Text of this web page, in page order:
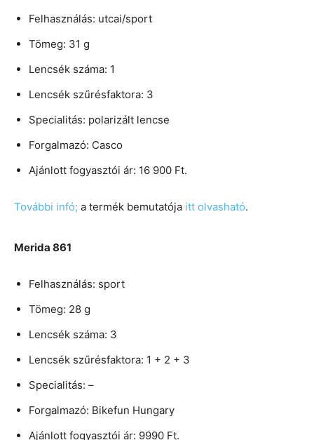
Felhasználás: utcai/sport
Tömeg: 31 g
Lencsék száma: 1
Lencsék szűrésfaktora: 3
Specialitás: polarizált lencse
Forgalmazó: Casco
Ajánlott fogyasztói ár: 16 900 Ft.
További infó; a termék bemutatója itt olvasható.
Merida 861
Felhasználás: sport
Tömeg: 28 g
Lencsék száma: 3
Lencsék szűrésfaktora: 1 + 2 + 3
Specialitás: –
Forgalmazó: Bikefun Hungary
Ajánlott fogyasztói ár: 9990 Ft.